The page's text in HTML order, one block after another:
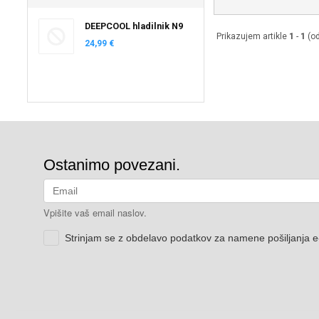
DEEPCOOL hladilnik N9
24,99 €
Prikazujem artikle 1 - 1 (od